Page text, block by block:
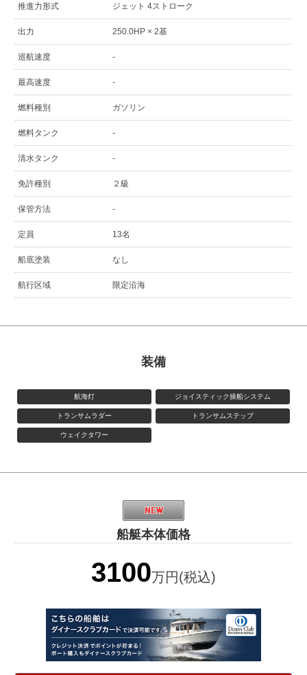
推進力形式 ジェット 4ストローク
出力 250.0HP × 2基
巡航速度 -
最高速度 -
燃料種別 ガソリン
燃料タンク -
清水タンク -
免許種別 ２級
保管方法 -
定員 13名
船底塗装 なし
航行区域 限定沿海
装備
航海灯 ジョイスティック操船システム
トランサムラダー トランサムステップ
ウェイクタワー
船艇本体価格
3100万円(税込)